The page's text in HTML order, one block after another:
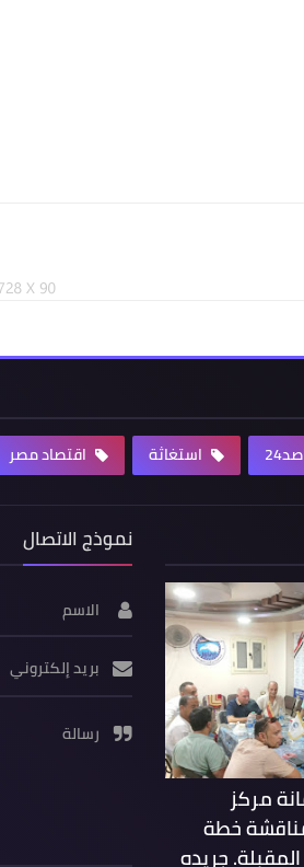
استغاثة اقتصاد مصر
مركز
خطة
جريده
نموذج الاتصال
الاسم
بريد إلكتروني
رسالة